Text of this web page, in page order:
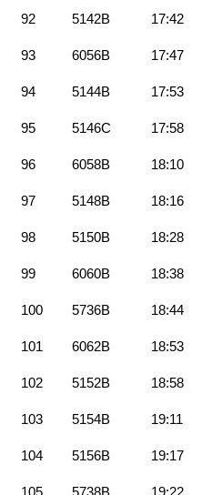
92 5142B 17:42
93 6056B 17:47
94 5144B 17:53
95 5146C 17:58
96 6058B 18:10
97 5148B 18:16
98 5150B 18:28
99 6060B 18:38
100 5736B 18:44
101 6062B 18:53
102 5152B 18:58
103 5154B 19:11
104 5156B 19:17
105 5738B 19:22